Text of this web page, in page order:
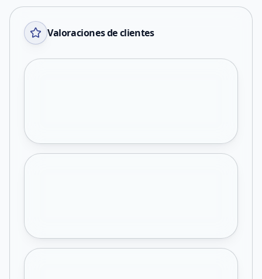
Valoraciones de clientes